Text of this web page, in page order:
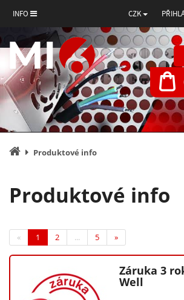
INFO CZK
ÚvodníProduktové info
Produktové info
« 1 (current)
2 ... 5 »
Záruka 3
Well